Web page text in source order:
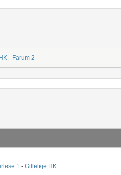
- Farum 2 -
1 - Gilleleje HK